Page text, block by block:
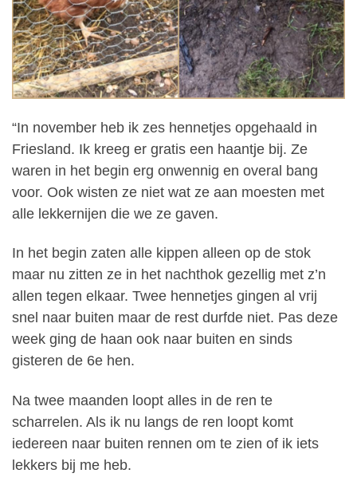
“In november heb ik zes hennetjes opgehaald in
Friesland. Ik kreeg er gratis een haantje bij. Ze
waren in het begin erg onwennig en overal bang
voor. Ook wisten ze niet wat ze aan moesten met
alle lekkernijen die we ze gaven.
In het begin zaten alle kippen alleen op de stok
maar nu zitten ze in het nachthok gezellig met z’n
allen tegen elkaar. Twee hennetjes gingen al vrij
snel naar buiten maar de rest durfde niet. Pas deze
week ging de haan ook naar buiten en sinds
gisteren de 6e hen.
Na twee maanden loopt alles in de ren te
scharrelen. Als ik nu langs de ren loopt komt
iedereen naar buiten rennen om te zien of ik iets
lekkers bij me heb.